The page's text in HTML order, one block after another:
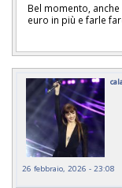
Bel momento,
euro in più e farle
26 febbraio, 2026 - 23:08